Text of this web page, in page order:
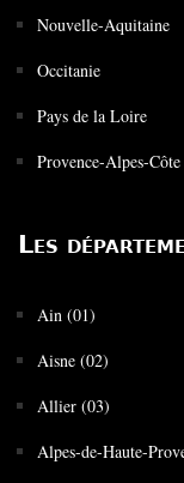
Nouvelle-Aquitaine
Occitanie
Pays de la Loire
Provence-Alpes-
Les
Ain (01)
Aisne (02)
Allier (03)
Alpes-de-Haute-